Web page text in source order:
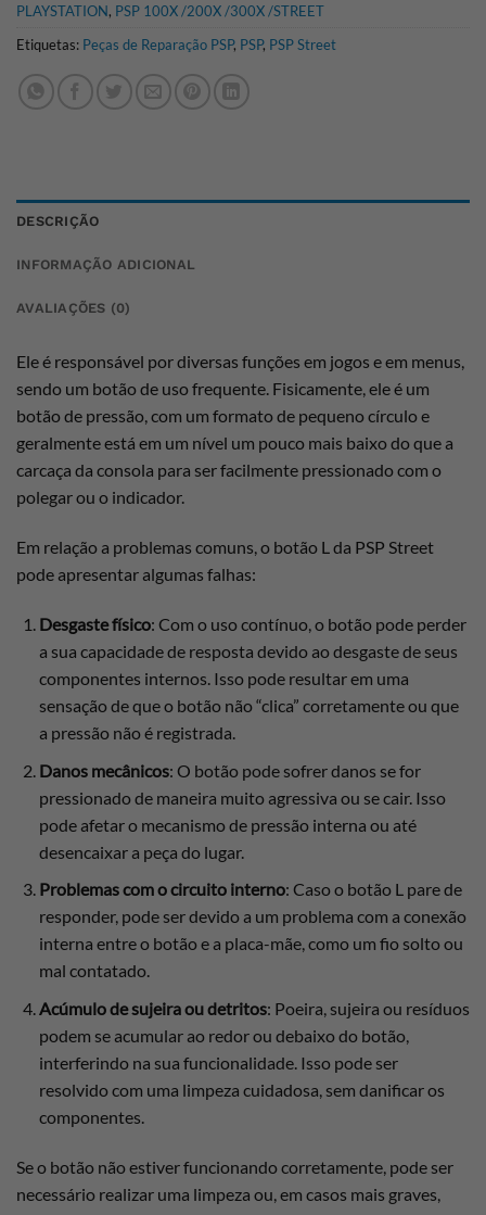
PLAYSTATION, PSP 100X /200X /300X /STREET
Etiquetas: Peças de Reparação PSP, PSP, PSP Street
DESCRIÇÃO
INFORMAÇÃO ADICIONAL
AVALIAÇÕES (0)
Ele é responsável por diversas funções em jogos e em menus,
sendo um botão de uso frequente. Fisicamente, ele é um
botão de pressão, com um formato de pequeno círculo e
geralmente está em um nível um pouco mais baixo do que a
carcaça da consola para ser facilmente pressionado com o
polegar ou o indicador.
Em relação a problemas comuns, o botão L da PSP Street
pode apresentar algumas falhas:
Desgaste físico: Com o uso contínuo, o botão pode perder
a sua capacidade de resposta devido ao desgaste de seus
componentes internos. Isso pode resultar em uma
sensação de que o botão não “clica” corretamente ou que
a pressão não é registrada.
Danos mecânicos: O botão pode sofrer danos se for
pressionado de maneira muito agressiva ou se cair. Isso
pode afetar o mecanismo de pressão interna ou até
desencaixar a peça do lugar.
Problemas com o circuito interno: Caso o botão L pare de
responder, pode ser devido a um problema com a conexão
interna entre o botão e a placa-mãe, como um fio solto ou
mal contatado.
Acúmulo de sujeira ou detritos: Poeira, sujeira ou resíduos
podem se acumular ao redor ou debaixo do botão,
interferindo na sua funcionalidade. Isso pode ser
resolvido com uma limpeza cuidadosa, sem danificar os
componentes.
Se o botão não estiver funcionando corretamente, pode ser
necessário realizar uma limpeza ou, em casos mais graves,